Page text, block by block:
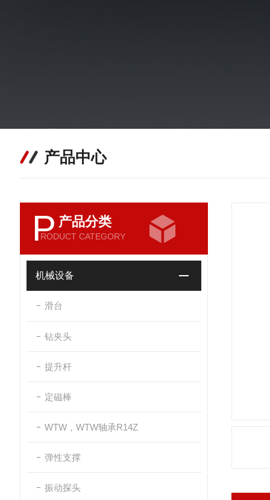
产品中心
P 产品分类
RODUCT CATEGORY
机械设备
滑台
钻夹头
提升杆
定磁棒
WTW，WTW轴承R14Z
弹性支撑
振动探头